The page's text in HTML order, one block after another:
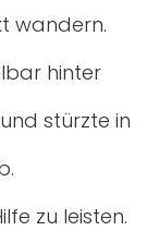
wandern.
hinter
stürzte in
zu leisten.